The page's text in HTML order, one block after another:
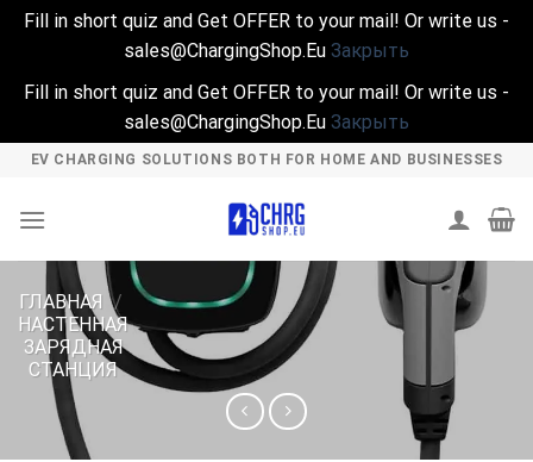
Fill in short quiz and Get OFFER to your mail! Or write us -
sales@ChargingShop.Eu Закрыть
Fill in short quiz and Get OFFER to your mail! Or write us -
sales@ChargingShop.Eu Закрыть
Skip
content
EV CHARGING SOLUTIONS BOTH FOR HOME AND BUSINESSES
ГЛАВНАЯ /
НАСТЕННАЯ
ЗАРЯДНАЯ
СТАНЦИЯ